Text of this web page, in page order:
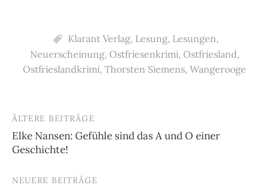
Klarant Verlag, Lesung, Lesungen,
Neuerscheinung, Ostfriesenkrimi, Ostfriesland,
Ostfrieslandkrimi, Thorsten Siemens, Wangerooge
Beitragsnavigation
ÄLTERE BEITRÄGE
Elke Nansen: Gefühle sind das A und O einer
Geschichte!
NEUERE BEITRÄGE